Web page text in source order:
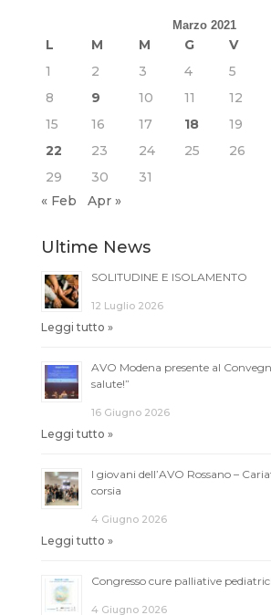
Marzo 2021
L M M G V
1
2 3 4 5
8
9 10 11 12
15
16 17 18 19
22
23 24 25 26
29
30
31
« Feb
Apr »
Ultime News
SOLITUDINE E ISOLAMENTO
12 Luglio 2026
Leggi tutto »
AVO Modena presente al
salute!”
16 Giugno 2026
Leggi tutto »
I giovani dell’AVO Rossano –
corsia
4 Giugno 2026
Leggi tutto »
Congresso cure palliative
4 Giugno 2026